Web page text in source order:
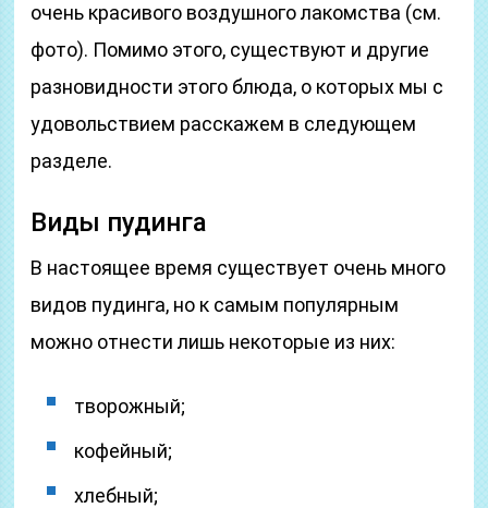
очень красивого воздушного лакомства (см.
фото). Помимо этого, существуют и другие
разновидности этого блюда, о которых мы с
удовольствием расскажем в следующем
разделе.
Виды пудинга
В настоящее время существует очень много
видов пудинга, но к самым популярным
можно отнести лишь некоторые из них:
творожный;
кофейный;
хлебный;